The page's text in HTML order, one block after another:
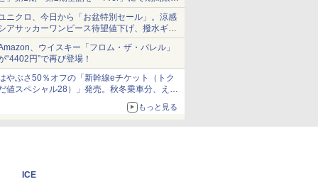
順次無料配信開始
ニクロ、今日から「お盆特別セール」。涼感
アサッカーワンピース待望値下げ、撥水ギア
ョーツは1990円に
、ウイスキー「フロム・ザ・バレル」
“4402円”で再び登場！
やぶさ50％オフの「新幹線eチケット（トク
値スペシャル28）」発売。秋冬乗車分、えき
もっと見る
ICE